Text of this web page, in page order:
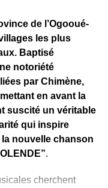
de l’Ogooué-
les plus
Baptisé
notoriété
par Chimène,
en avant la
suscité un véritable
qui inspire
nouvelle chanson
.
cherchent